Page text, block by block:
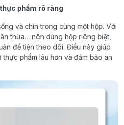
phẩm rõ ràng
và chín trong cùng một hộp. Với
thừa… nên dùng hộp riêng biệt,
để tiện theo dõi. Điều này giúp
phẩm lâu hơn và đảm bảo an